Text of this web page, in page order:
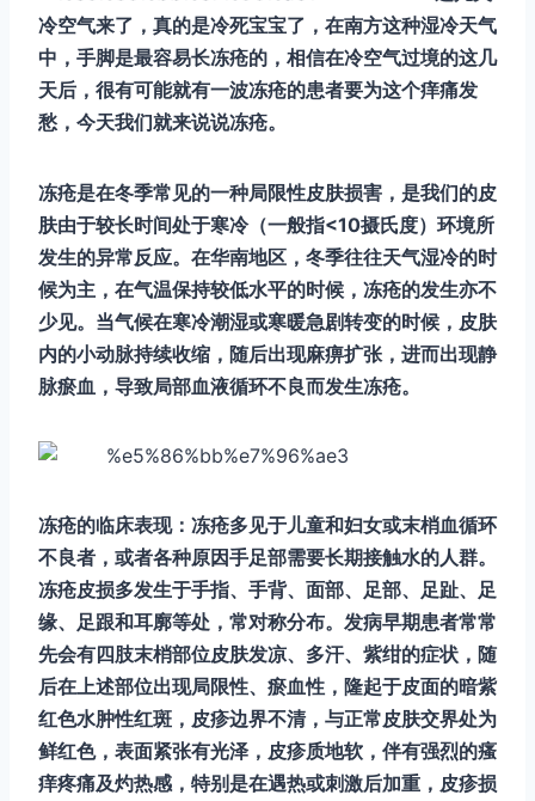
冷空气来了，真的是冷死宝宝了，在南方这种湿冷天气
中，手脚是最容易长冻疮的，相信在冷空气过境的这几
天后，很有可能就有一波冻疮的患者要为这个痒痛发
愁，今天我们就来说说冻疮。
冻疮是在冬季常见的一种局限性皮肤损害，是我们的皮
肤由于较长时间处于寒冷（一般指<10摄氏度）环境所
发生的异常反应。在华南地区，冬季往往天气湿冷的时
候为主，在气温保持较低水平的时候，冻疮的发生亦不
少见。当气候在寒冷潮湿或寒暖急剧转变的时候，皮肤
内的小动脉持续收缩，随后出现麻痹扩张，进而出现静
脉瘀血，导致局部血液循环不良而发生冻疮。
冻疮的临床表现：冻疮多见于儿童和妇女或末梢血循环
不良者，或者各种原因手足部需要长期接触水的人群。
冻疮皮损多发生于手指、手背、面部、足部、足趾、足
缘、足跟和耳廓等处，常对称分布。发病早期患者常常
先会有四肢末梢部位皮肤发凉、多汗、紫绀的症状，随
后在上述部位出现局限性、瘀血性，隆起于皮面的暗紫
红色水肿性红斑，皮疹边界不清，与正常皮肤交界处为
鲜红色，表面紧张有光泽，皮疹质地软，伴有强烈的瘙
痒疼痛及灼热感，特别是在遇热或刺激后加重，皮疹损